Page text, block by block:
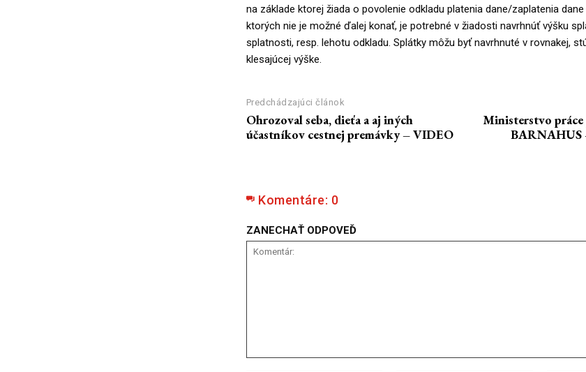
na základe ktorej žiada o povolenie odkladu platenia dane/zaplatenia
ktorých nie je možné ďalej konať, je potrebné v žiadosti navrhnúť výšku
splatnosti, resp. lehotu odkladu. Splátky môžu byť navrhnuté v rovnakej,
klesajúcej výške.
Predchádzajúci článok
Ohrozoval seba, dieťa a aj iných
účastníkov cestnej premávky – VIDEO
Ministerstvo
BARNAHUS
Komentáre: 0
ZANECHAŤ ODPOVEĎ